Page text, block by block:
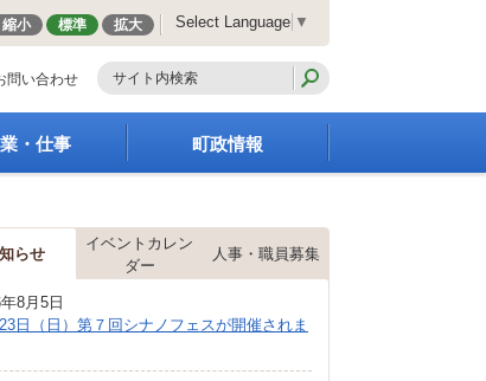
縮小 標準 拡大 Select Language ▼
問い合わせ
・仕事
興
明・法令・規
金
町政情報
庁舎案内
町長の部屋
都市整備
らせ
イベントカレン
ダー
人事・職員募集
8月5日
日（日）第７回シナノフェスが開催されま